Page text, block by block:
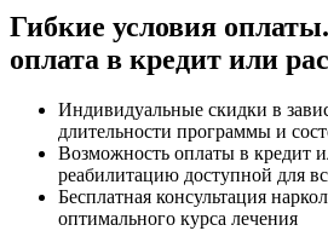
Гибкие условия
оплата в кредит или
Индивидуальные скидки в
длительности программы и
Возможность оплаты в кредит
реабилитацию доступной для
Бесплатная консультация
оптимального курса лечения